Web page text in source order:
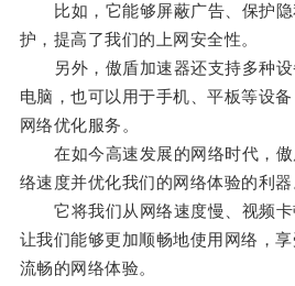
比如，它能够屏蔽广告、保护隐
护，提高了我们的上网安全性。
另外，傲盾加速器还支持多种设
电脑，也可以用于手机、平板等设
网络优化服务。
在如今高速发展的网络时代，傲
络速度并优化我们的网络体验的利器
它将我们从网络速度慢、视频卡
让我们能够更加顺畅地使用网络，
流畅的网络体验。